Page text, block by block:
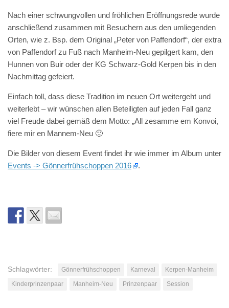
Nach einer schwungvollen und fröhlichen Eröffnungsrede wurde
anschließend zusammen mit Besuchern aus den umliegenden
Orten, wie z. Bsp. dem Original „Peter von Paffendorf“, der extra
von Paffendorf zu Fuß nach Manheim-Neu gepilgert kam, den
Hunnen von Buir oder der KG Schwarz-Gold Kerpen bis in den
Nachmittag gefeiert.
Einfach toll, dass diese Tradition im neuen Ort weitergeht und
weiterlebt – wir wünschen allen Beteiligten auf jeden Fall ganz
viel Freude dabei gemäß dem Motto: „All zesamme em Konvoi,
fiere mir en Mannem-Neu 🙂
Die Bilder von diesem Event findet ihr wie immer im Album unter
Events -> Gönnerfrühschoppen 2016
.
Schlagwörter: Gönnerfrühschoppen Karneval
Kerpen-Manheim
Kinderprinzenpaar
Manheim-Neu Prinzenpaar Session